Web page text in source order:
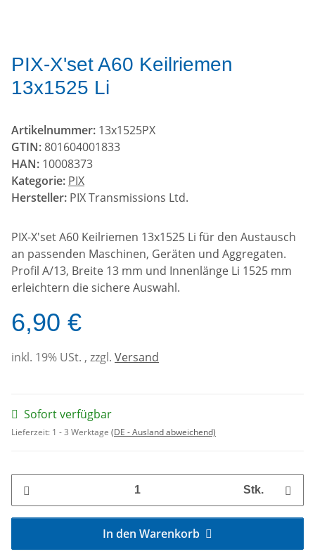
PIX-X'set A60 Keilriemen
13x1525 Li
Artikelnummer: 13x1525PX
GTIN:801604001833
HAN: 10008373
Kategorie: PIX
Hersteller: PIX Transmissions Ltd.
PIX-X'set A60 Keilriemen 13x1525 Li für den Austausch
an passenden Maschinen, Geräten und Aggregaten.
Profil A/13, Breite 13 mm und Innenlänge Li 1525 mm
erleichtern die sichere Auswahl.
6,90 €
inkl. 19% USt. , zzgl. Versand
Sofort verfügbar
Lieferzeit: 1 - 3 Werktage (DE - Ausland abweichend)
Stk.
In den Warenkorb